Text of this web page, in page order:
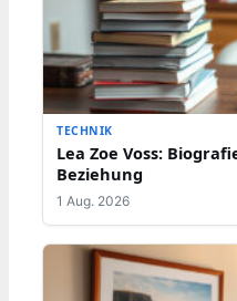
TECHNIK
Lea Zoe Voss:
Beziehung
1 Aug. 2026